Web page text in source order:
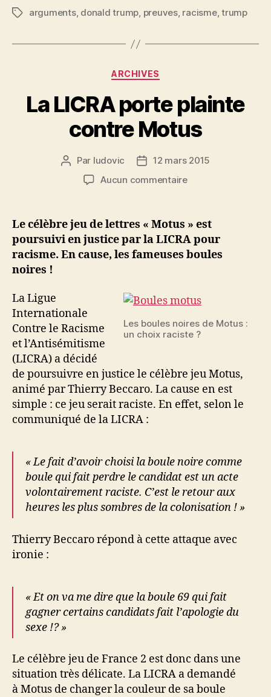
Étiquettes
arguments, donald trump, preuves, racisme,trump
Catégories
ARCHIVES
La LICRA porte plainte
contre Motus
Auteur
l’article
Par ludovic
Date12 mars 2015
Aucun commentairesur
porte
contre
Motus
Le célèbre jeu de lettres « Motus » est
poursuivi en justice par la LICRA pour
racisme. En cause, les fameuses boules
noires !
Les boules noires de Motus :
un choix raciste ?
La Ligue
Internationale
Contre le Racisme
et l’Antisémitisme
(LICRA) a décidé
de poursuivre en justice le célèbre jeu Motus,
animé par Thierry Beccaro. La cause en est
simple : ce jeu serait raciste. En effet, selon le
communiqué de la LICRA :
« Le fait d’avoir choisi la boule noire comme
boule qui fait perdre le candidat est un acte
volontairement raciste. C’est le retour aux
heures les plus sombres de la colonisation ! »
Thierry Beccaro répond à cette attaque avec
ironie :
« Et on va me dire que la boule 69 qui fait
gagner certains candidats fait l’apologie du
sexe !? »
Le célèbre jeu de France 2 est donc dans une
situation très délicate. La LICRA a demandé
à Motus de changer la couleur de sa boule